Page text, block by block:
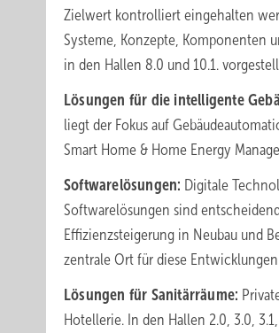
Zielwert kontrolliert eingehalten
Systeme, Konzepte, Komponenten
in den Hallen 8.0 und 10.1.
Lösungen für die intelligente
liegt der Fokus auf
Smart Home & Home Energy
Softwarelösungen: Digitale
Softwarelösungen sind
Effizienzsteigerung in Neubau und
zentrale Ort für diese
Lösungen für Sanitärräume:
Hotellerie. In den Hallen 2.0, 3.0,